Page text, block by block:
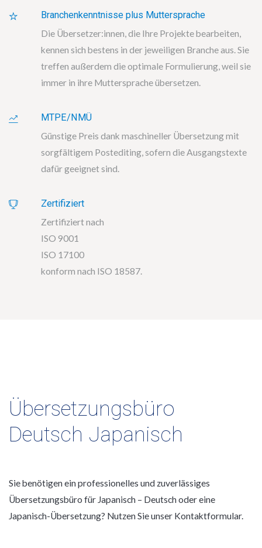
Branchenkenntnisse plus Muttersprache
Die Übersetzer:innen, die Ihre Projekte bearbeiten,
kennen sich bestens in der jeweiligen Branche aus. Sie
treffen außerdem die optimale Formulierung, weil sie
immer in ihre Muttersprache übersetzen.
MTPE/NMÜ
Günstige Preis dank maschineller Übersetzung mit
sorgfältigem Postediting, sofern die Ausgangstexte
dafür geeignet sind.
Zertifiziert
Zertifiziert nach
ISO 9001
ISO 17100
konform nach ISO 18587.
Übersetzungsbüro
Deutsch Japanisch
Sie benötigen ein professionelles und zuverlässiges
Übersetzungsbüro für Japanisch – Deutsch oder eine
Japanisch-Übersetzung? Nutzen Sie unser Kontaktformular.